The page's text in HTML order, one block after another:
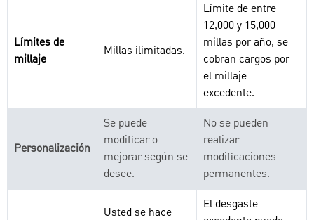
Límites de
millaje
Millas ilimitadas.
Límite de entre
12,000 y 15,000
millas por año, se
cobran cargos por
el millaje
excedente.
Personalización
Se puede
modificar o
mejorar según se
desee.
No se pueden
realizar
modificaciones
permanentes.
Usted se hace
El desgaste